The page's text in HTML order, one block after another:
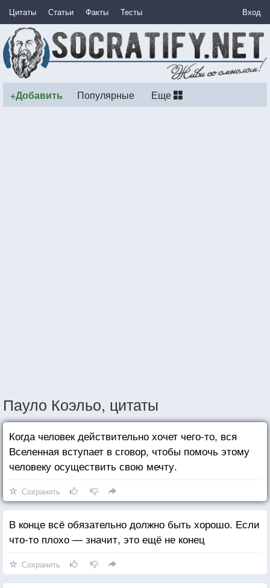
Цитаты Статьи Факты Тесты Вход
+Добавить Популярные Еще
Пауло Коэльо, цитаты
Когда человек действительно хочет чего-то, вся
Вселенная вступает в сговор, чтобы помочь этому
человеку осуществить свою мечту.
Сохранить
В конце всё обязательно должно быть хорошо. Если
что-то плохо — значит, это ещё не конец
Сохранить